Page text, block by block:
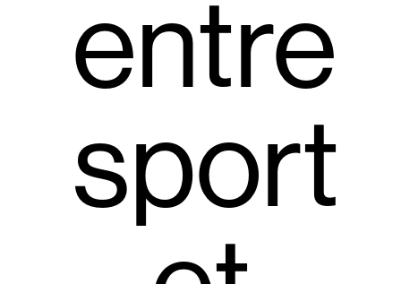
entre
sport